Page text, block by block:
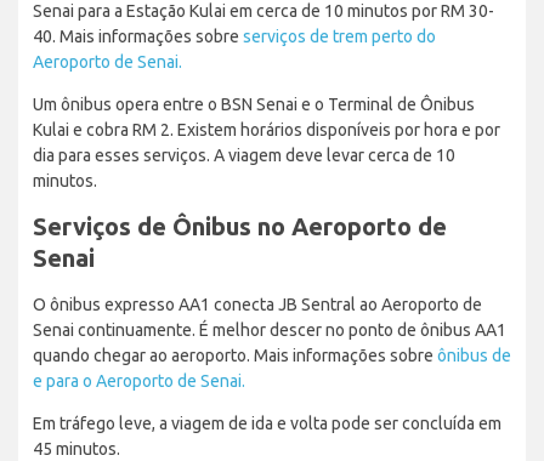
Senai para a Estação Kulai em cerca de 10 minutos por RM 30-
40. Mais informações sobre serviços de trem perto do
Aeroporto de Senai.
Um ônibus opera entre o BSN Senai e o Terminal de Ônibus
Kulai e cobra RM 2. Existem horários disponíveis por hora e por
dia para esses serviços. A viagem deve levar cerca de 10
minutos.
Serviços de Ônibus no Aeroporto de
Senai
O ônibus expresso AA1 conecta JB Sentral ao Aeroporto de
Senai continuamente. É melhor descer no ponto de ônibus AA1
quando chegar ao aeroporto. Mais informações sobre ônibus de
e para o Aeroporto de Senai.
Em tráfego leve, a viagem de ida e volta pode ser concluída em
45 minutos.